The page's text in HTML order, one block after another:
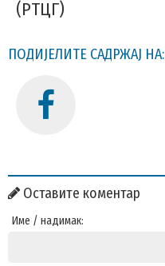
(РТЦГ)
ПОДИЈЕЛИТЕ САДРЖАЈ НА:
Оставите коментар
Име / надимак: